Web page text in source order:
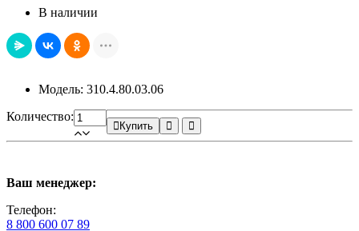
В наличии
Модель: 310.4.80.03.06
Количество:
Купить
Ваш менеджер:
Телефон:
8 800 600 07 89